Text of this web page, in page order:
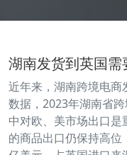
湖南发货到英国需
近年来，湖南跨境电
数据，2023年湖南省
中对欧、美市场出口
的商品出口仍保持高